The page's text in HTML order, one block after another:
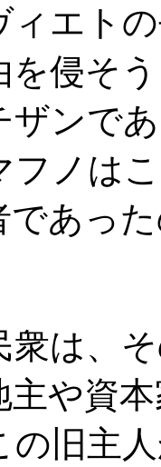
ィエト
を侵そ
ザンで
フノは
であっ
は、
主や資
の旧主